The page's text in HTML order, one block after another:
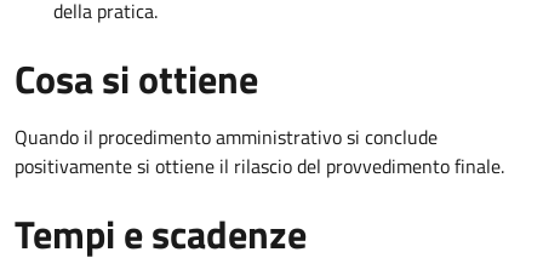
della pratica.
Cosa si ottiene
Quando il procedimento amministrativo si conclude
positivamente si ottiene il rilascio del provvedimento finale.
Tempi e scadenze